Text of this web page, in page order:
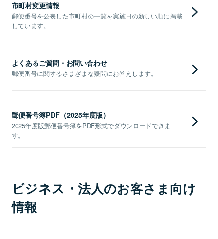
市町村変更情報
郵便番号を公表した市町村の一覧を実施日の新しい順に掲載
しています。
よくあるご質問・お問い合わせ
郵便番号に関するさまざまな疑問にお答えします。
郵便番号簿PDF（2025年度版）
2025年度版郵便番号簿をPDF形式でダウンロードできま
す。
ビジネス・法人のお客さま向け
情報